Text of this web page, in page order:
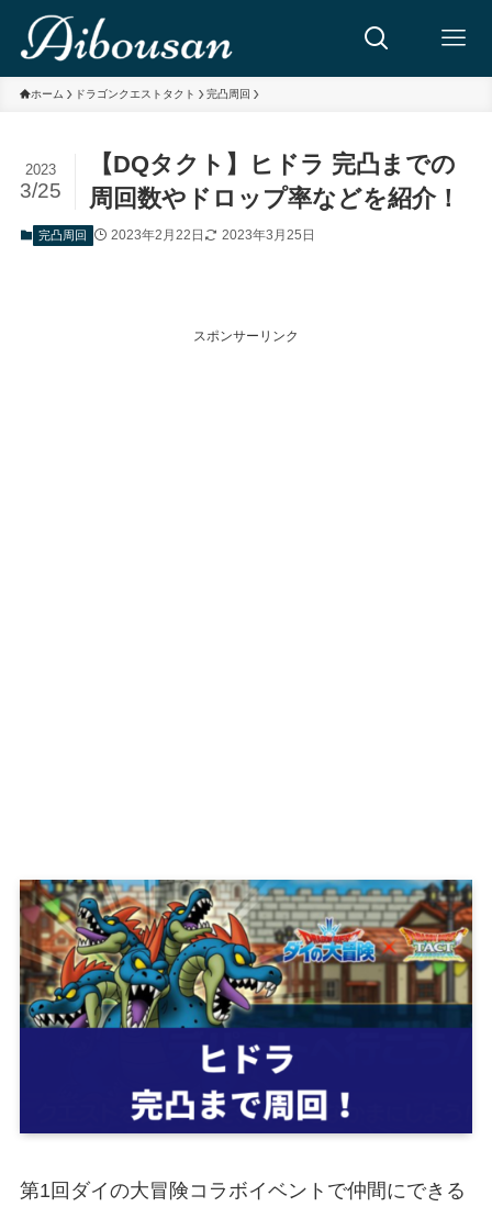
ホーム ドラゴンクエストタクト 完凸周回
【DQタクト】ヒドラ 完凸までの
周回数やドロップ率などを紹介！
2023
3/25
完凸周回 2023年2月22日 2023年3月25日
スポンサーリンク
第1回ダイの大冒険コラボイベントで仲間にできる